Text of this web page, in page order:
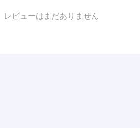
レビューはまだありません